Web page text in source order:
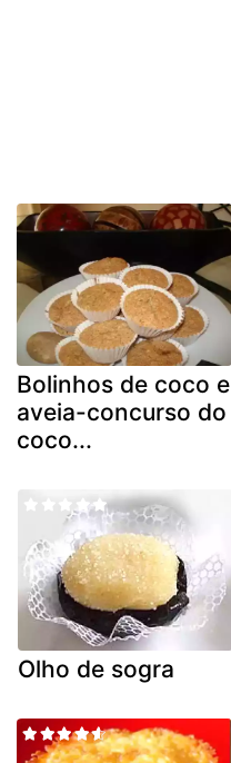
Bolinhos de coco e
aveia-concurso do
coco...
Olho de sogra